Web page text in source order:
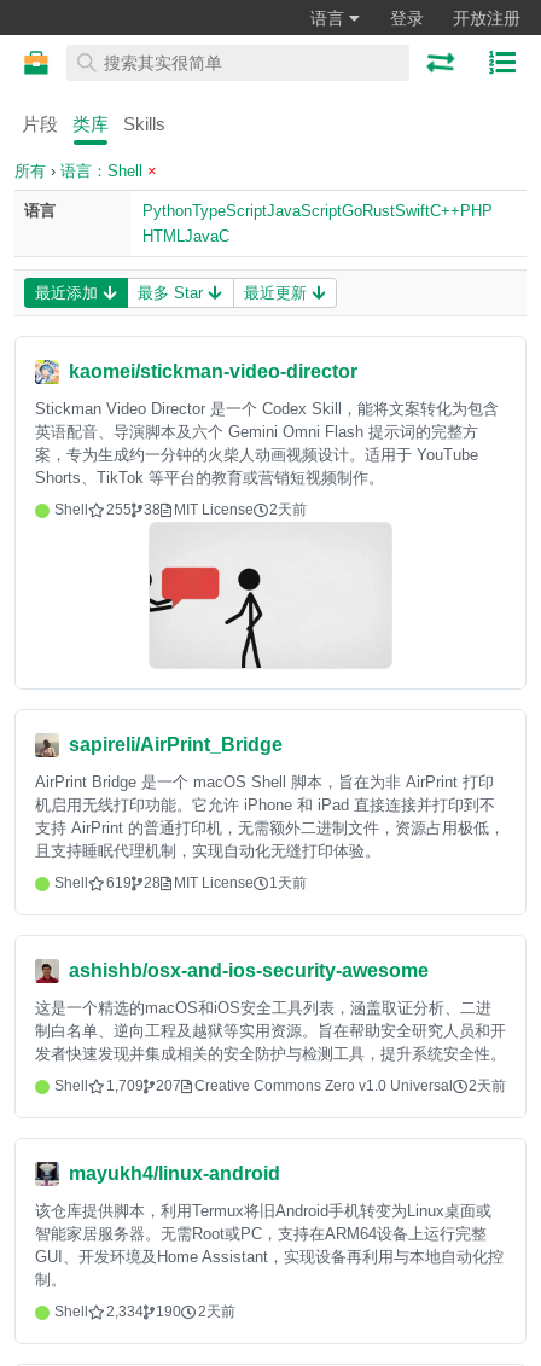
语言 登录 开放注册
片段 类库 Skills
所有 › 语言：Shell ×
语言 PythonTypeScriptJavaScriptGoRustSwiftC++ PHP
HTMLJavaC
最近添加 最多 Star 最近更新
kaomei/stickman-video-director
Stickman Video Director 是一个 Codex Skill，能将文案转化为包含
英语配音、导演脚本及六个 Gemini Omni Flash 提示词的完整方
案，专为生成约一分钟的火柴人动画视频设计。适用于 YouTube
Shorts、TikTok 等平台的教育或营销短视频制作。
Shell 255 38 MIT License 2天前
sapireli/AirPrint_Bridge
AirPrint Bridge 是一个 macOS Shell 脚本，旨在为非 AirPrint 打印
机启用无线打印功能。它允许 iPhone 和 iPad 直接连接并打印到不
支持 AirPrint 的普通打印机，无需额外二进制文件，资源占用极低，
且支持睡眠代理机制，实现自动化无缝打印体验。
Shell 619 28 MIT License 1天前
ashishb/osx-and-ios-security-awesome
这是一个精选的macOS和iOS安全工具列表，涵盖取证分析、二进
制白名单、逆向工程及越狱等实用资源。旨在帮助安全研究人员和开
发者快速发现并集成相关的安全防护与检测工具，提升系统安全性。
Shell 1,709 207 Creative Commons Zero v1.0 Universal 2天前
mayukh4/linux-android
该仓库提供脚本，利用Termux将旧Android手机转变为Linux桌面或
智能家居服务器。无需Root或PC，支持在ARM64设备上运行完整
GUI、开发环境及Home Assistant，实现设备再利用与本地自动化控
制。
Shell 2,334 190 2天前